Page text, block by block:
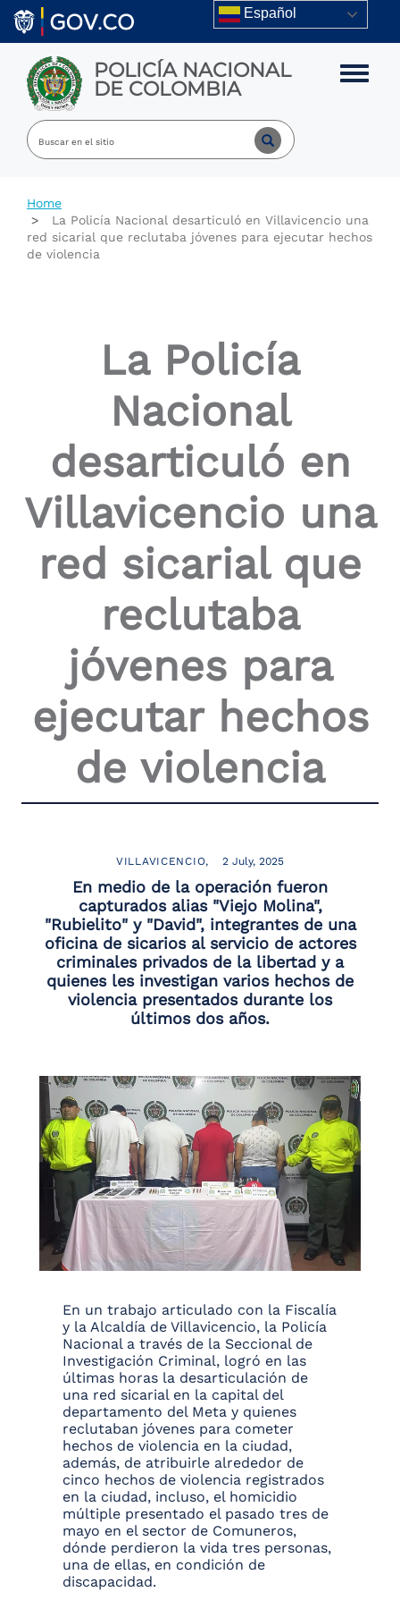
Skip to main content Español
POLICÍA NACIONAL
DE COLOMBIA Toggle
Home
La Policía Nacional desarticuló en Villavicencio una
red sicarial que reclutaba jóvenes para ejecutar hechos
de violencia
La Policía
Nacional
desarticuló en
Villavicencio una
red sicarial que
reclutaba
jóvenes para
ejecutar hechos
de violencia
VILLAVICENCIO 2 July, 2025
En medio de la operación fueron
capturados alias "Viejo Molina",
"Rubielito" y "David", integrantes de una
oficina de sicarios al servicio de actores
criminales privados de la libertad y a
quienes les investigan varios hechos de
violencia presentados durante los
últimos dos años.
En un trabajo articulado con la Fiscalía
y la Alcaldía de Villavicencio, la Policía
Nacional a través de la Seccional de
Investigación Criminal, logró en las
últimas horas la desarticulación de
una red sicarial en la capital del
departamento del Meta y quienes
reclutaban jóvenes para cometer
hechos de violencia en la ciudad,
además, de atribuirle alrededor de
cinco hechos de violencia registrados
en la ciudad, incluso, el homicidio
múltiple presentado el pasado tres de
mayo en el sector de Comuneros,
dónde perdieron la vida tres personas,
una de ellas, en condición de
discapacidad.